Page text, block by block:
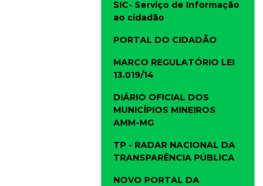
SIC- Serviço de Informação
ao cidadão
PORTAL DO CIDADÃO
MARCO REGULATÓRIO LEI
13.019/14
DIÁRIO OFICIAL DOS
MUNICÍPIOS MINEIROS
AMM-MG
TP - RADAR NACIONAL DA
TRANSPARÊNCIA PÚBLICA
NOVO PORTAL DA